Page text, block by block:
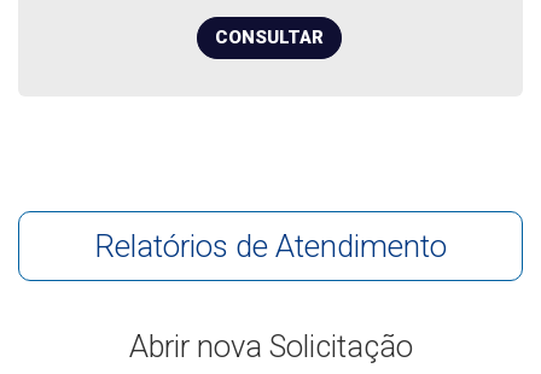
CONSULTAR
Abrir nova Solicitação
Relatórios de Atendimento